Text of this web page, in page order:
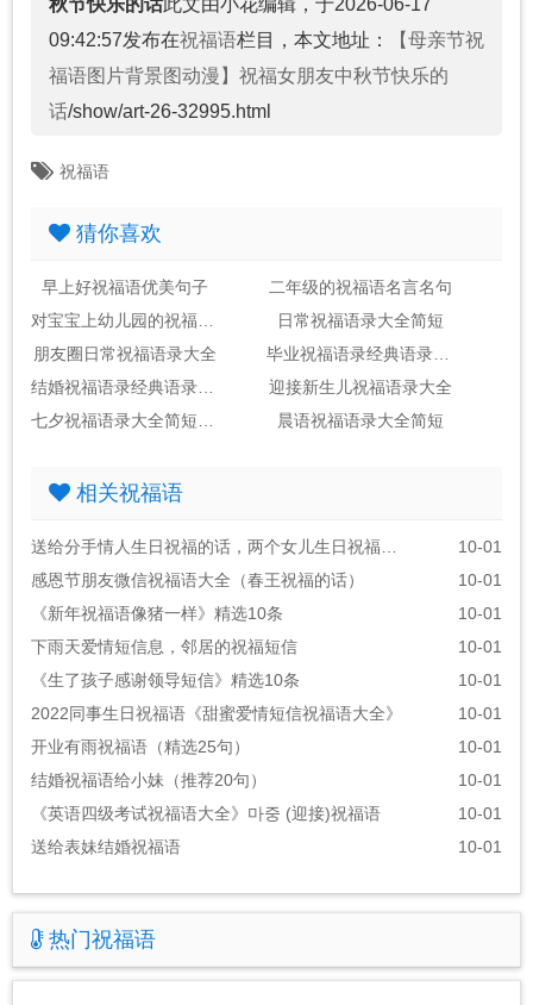
秋节快乐的话此文由小花编辑，于2026-06-17
09:42:57发布在祝福语栏目，本文地址：
【母亲节祝
福语图片背景图动漫】祝福女朋友中秋节快乐的
话/show/art-26-32995.html
祝福语
猜你喜欢
早上好祝福语优美句子
二年级的祝福语名言名句
日常祝福语录大全简短
朋友圈日常祝福语录大全
迎接新生儿祝福语录大全
晨语祝福语录大全简短
相关祝福语
10-01
感恩节朋友微信祝福语大全（春王祝福的话）
10-01
《新年祝福语像猪一样》精选10条
10-01
下雨天爱情短信息，邻居的祝福短信
10-01
《生了孩子感谢领导短信》精选10条
10-01
2022同事生日祝福语《甜蜜爱情短信祝福语大全》
10-01
开业有雨祝福语（精选25句）
10-01
结婚祝福语给小妹（推荐20句）
10-01
《英语四级考试祝福语大全》마중 (迎接)祝福语
10-01
送给表妹结婚祝福语
10-01
热门祝福语